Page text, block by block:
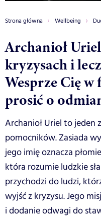
Strona główna Wellbeing
Archanioł
kryzysach i
Wesprze Cię w
prosić o
Archanioł Uriel to jeden
pomocników. Zasiada
jego imię oznacza
która rozumie ludzkie
przychodzi do ludzi,
wyjść z kryzysu. Jego
i dodanie odwagi do